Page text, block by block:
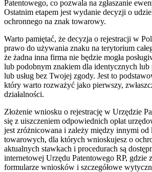
Patentowego, co pozwala na zgłaszanie
Ostatnim etapem jest wydanie decyzji o
ochronnego na znak towarowy.
Warto pamiętać, że decyzja o rejestracji w
prawo do używania znaku na terytorium
że żadna inna firma nie będzie mogła
lub podobnym znakiem dla identycznych
lub usług bez Twojej zgody. Jest to
który warto rozważyć jako pierwszy,
działalności.
Złożenie wniosku o rejestrację w Urzędzie
się z uiszczeniem odpowiednich opłat
jest zróżnicowana i zależy między innymi od
towarowych, dla których wnioskujesz o
aktualnych stawkach i procedurach są
internetowej Urzędu Patentowego RP, gdzie
formularze wniosków i szczegółowe